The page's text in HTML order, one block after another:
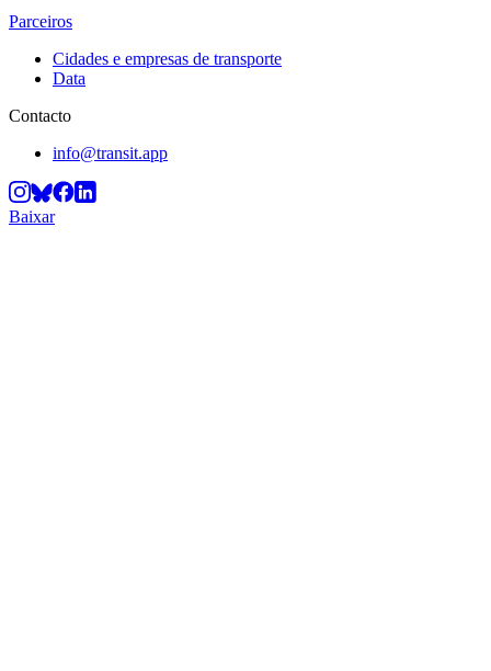
Parceiros
Cidades e empresas de transporte
Data
Contacto
info@transit.app
Baixar